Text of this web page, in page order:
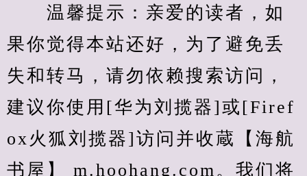
温馨提示：亲爱的读者，如
果你觉得本站还好，为了避免丢
失和转马，请勿依赖搜索访问，
建议你使用[华为刘揽器]或[Firef
ox火狐刘揽器]访问并收蔵【海航
书屋】 m.hoohang.com。我们将